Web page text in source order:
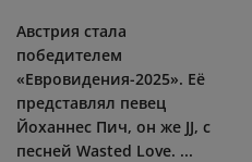
Австрия стала
победителем
«Евровидения-2025». Её
представлял певец
Йоханнес Пич, он же JJ, с
песней Wasted Love. ...